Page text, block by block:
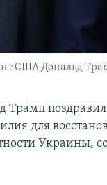
США Дональд
для
Украины,